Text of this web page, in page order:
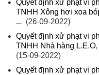
Quyết định xử phạt vi
TNHH Xông hơi xoa
... (26-09-2022)
Quyết định xử phạt vi
TNHH Nhà hàng
(15-09-2022)
Quyết định xử phạt vi